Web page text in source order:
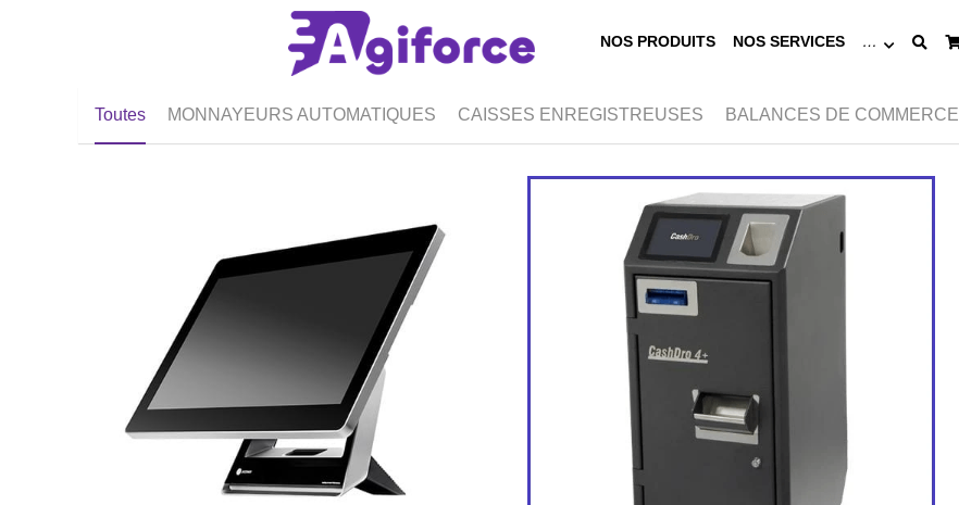
NOS PRODUITS NOS SERVICES …
Toutes MONNAYEURS AUTOMATIQUES CAISSES ENREGISTREUSES BALANCES DE COMMERCE